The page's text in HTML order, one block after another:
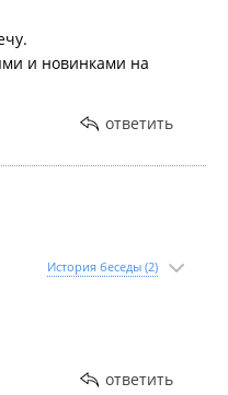
и новинками на
ответить
История беседы (2)
ответить